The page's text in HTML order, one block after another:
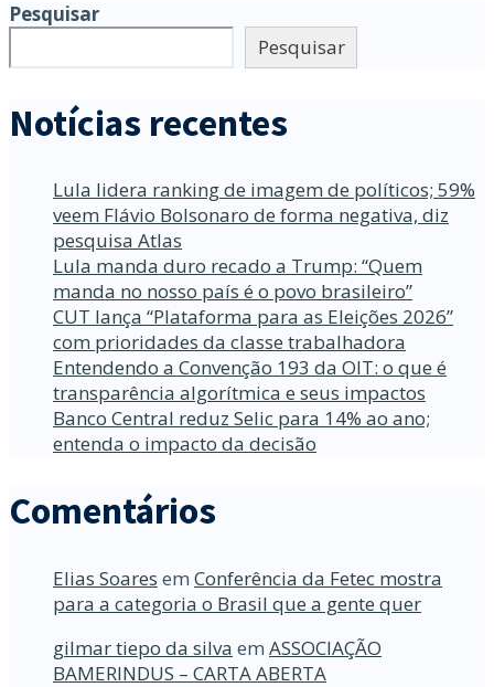
Pesquisar
Pesquisar
Notícias recentes
Lula lidera ranking de imagem de políticos; 59%
veem Flávio Bolsonaro de forma negativa, diz
pesquisa Atlas
Lula manda duro recado a Trump: “Quem
manda no nosso país é o povo brasileiro”
CUT lança “Plataforma para as Eleições 2026”
com prioridades da classe trabalhadora
Entendendo a Convenção 193 da OIT: o que é
transparência algorítmica e seus impactos
Banco Central reduz Selic para 14% ao ano;
entenda o impacto da decisão
Comentários
Elias Soares em Conferência da Fetec mostra
para a categoria o Brasil que a gente quer
gilmar tiepo da silva em ASSOCIAÇÃO
BAMERINDUS – CARTA ABERTA